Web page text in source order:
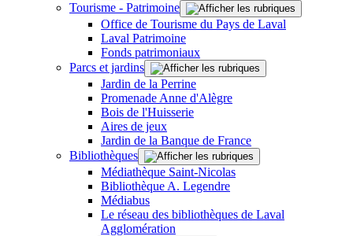
Tourisme - Patrimoine
Office de Tourisme du Pays de Laval
Laval Patrimoine
Fonds patrimoniaux
Parcs et jardins
Jardin de la Perrine
Promenade Anne d'Alègre
Bois de l'Huisserie
Aires de jeux
Jardin de la Banque de France
Bibliothèques
Médiathèque Saint-Nicolas
Bibliothèque A. Legendre
Médiabus
Le réseau des bibliothèques de Laval
Agglomération